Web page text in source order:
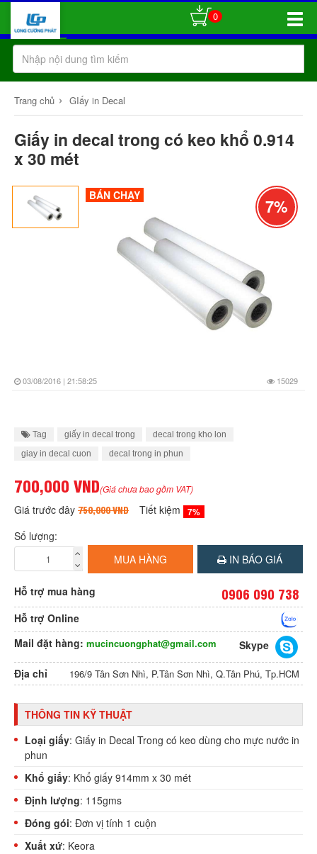
Toggle
0
Trang chủ › GIấy in Decal
Giấy in decal trong có keo khổ 0.914
x 30 mét
7%
BÁN CHẠY
03/08/2016 | 21:58:25 15029
Tag giấy in decal trong
decal trong kho lon
giay in decal cuon
decal trong in phun
700,000 VND(Giá chưa bao gồm VAT)
Giá trước đây 750,000 VND Tiết kiệm 7%
Số lượng:
MUA HÀNG
IN BÁO GIÁ
Hỗ trợ mua hàng 0906 090 738
Hỗ trợ Online
Mail đặt hàng: mucincuongphat@gmail.com
Skype
Địa chỉ
196/9 Tân Sơn Nhì, P.Tân Sơn Nhì, Q.Tân Phú, Tp.HCM
THÔNG TIN KỸ THUẬT
Loại giấy: Giấy in Decal Trong có keo dùng cho mực nước in
phun
Khổ giấy: Khổ giấy 914mm x 30 mét
Định lượng: 115gms
Đóng gói: Đơn vị tính 1 cuộn
Xuất xứ: Keora